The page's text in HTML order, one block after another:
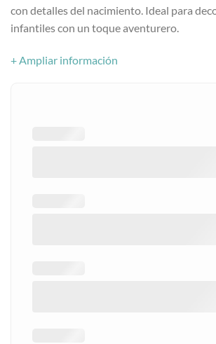
con detalles del nacimiento. Ideal para
infantiles con un toque aventurero.
+ Ampliar información